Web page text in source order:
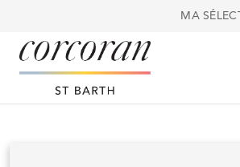
Panneau de gestion des cookiesMA